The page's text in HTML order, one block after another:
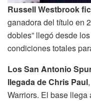
Russell Westbrook
ganadora del título en
dobles” llegó desde
condiciones totales
Los San Antonio
llegada de Chris Paul
Warriors. El base